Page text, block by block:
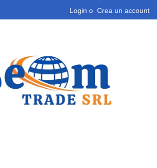
Login o Crea un account